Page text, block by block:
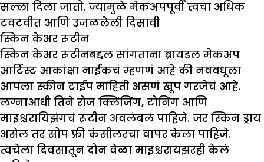
सल्ला दिला जातो. ज्यामुळे मेकअपपूर्वी त्वचा अधिक
टवटवीत आणि उजळलेली दिसावी
स्किन केअर रूटीन
स्किन केअर रूटीनबद्दल सांगताना ब्रायडल मेकअप
आर्टिस्ट आकांक्षा नाईकचं म्हणणं आहे की नववधूला
आपला स्कीन टाईप माहिती असणं खूप गरजेचं आहे.
लग्नाआधी तिने रोज क्लिंजिंग, टोनिंग आणि
माइश्चरायिझंगचं रूटीन अवलंबलं पाहिजे. जर स्किन ड्राय
असेल तर सोप फ्री कंसीलरचा वापर केला पाहिजे.
त्वचेला दिवसातून दोन वेळा माइश्चरायझरही केलं